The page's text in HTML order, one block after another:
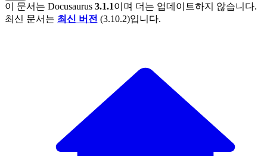
이 문서는 Docusaurus 3.1.1이며 더는 업데이트하지 않습니다.
최신 문서는 최신 버전 (3.10.2)입니다.